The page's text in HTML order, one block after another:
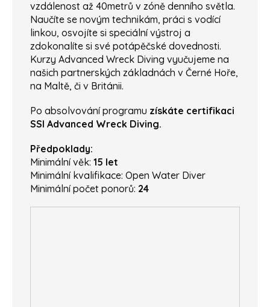
vzdálenost až 40metrů v zóně denního světla.
Naučíte se novým technikám, práci s vodící
linkou, osvojíte si speciální výstroj a
zdokonalíte si své potápěčské dovednosti.
Kurzy Advanced Wreck Diving vyučujeme na
našich partnerských základnách v Černé Hoře,
na Maltě, či v Británii.
Po absolvování programu získáte certifikaci
SSI Advanced Wreck Diving.
Předpoklady:
Minimální věk: 15 let
Minimální kvalifikace: Open Water Diver
Minimální počet ponorů: 24